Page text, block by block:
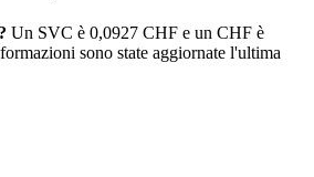
Un SVC è 0,0927 CHF e un CHF è
sono state aggiornate l'ultima